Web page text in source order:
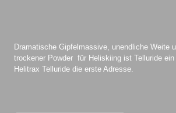
Dramatische Gipfelmassive, unendliche Weite
trockener Powder  für Heliskiing ist Telluride
Helitrax Telluride die erste Adresse.